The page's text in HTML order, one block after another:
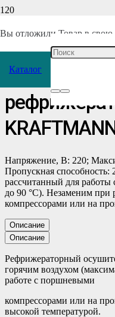
Вы отложили Товар в свою
Каталог
Главная/Каталог/
Осушитель
Напряжение, В: 220;
Пропускная
рассчитанный для работы
до 90 °C). Незаменим при
компрессорами или на
Описание
Описание
Рефрижераторный
горячим воздухом
работе с поршневыми
компрессорами или на
высокой температурой.